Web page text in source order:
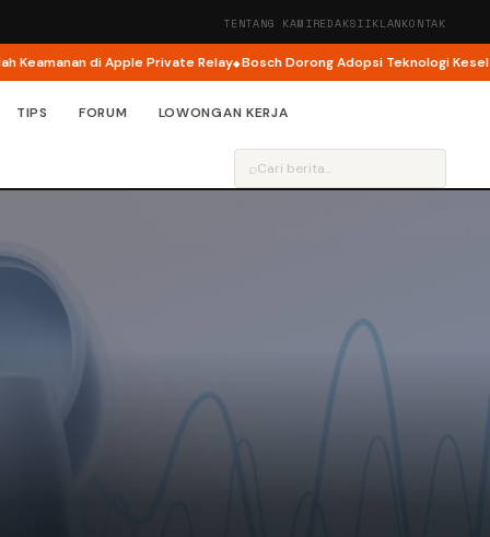
TENTANG KAMIREDAKSIIKLANKONTAK
di Apple Private Relay Bosch Dorong Adopsi Teknologi
TIPS FORUM LOWONGAN KERJA
⌕